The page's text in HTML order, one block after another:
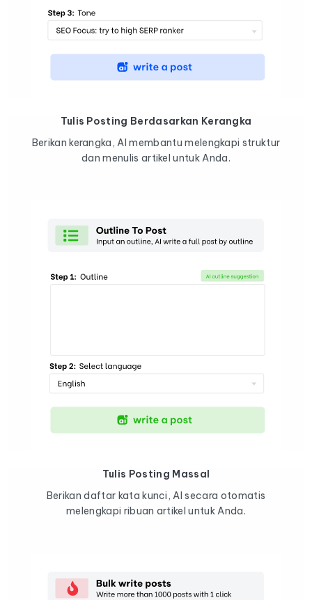
Tulis Posting Berdasarkan Kerangka
Berikan kerangka, AI membantu melengkapi struktur
dan menulis artikel untuk Anda.
Tulis Posting Massal
Berikan daftar kata kunci, AI secara otomatis
melengkapi ribuan artikel untuk Anda.